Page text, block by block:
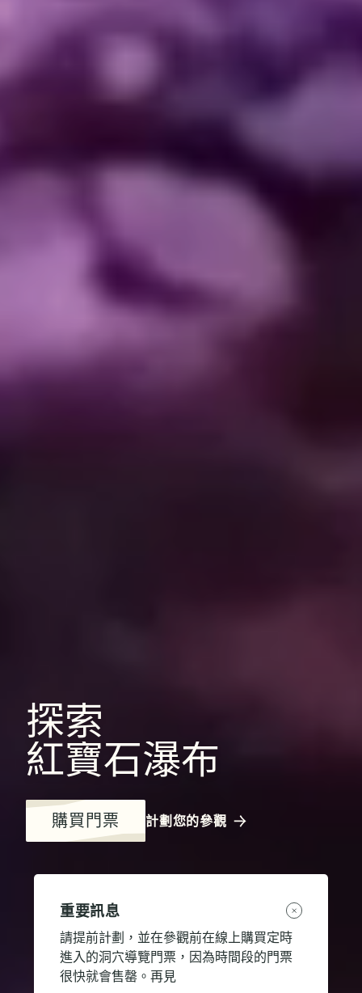
探索
紅寶石瀑布
購買門票 計劃您的參觀
重要訊息
請提前計劃，並在參觀前在線上購買定時
進入的洞穴導覽門票，因為時間段的門票
很快就會售罄。再見